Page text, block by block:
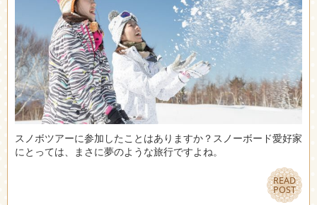
スノボツアーに参加したことはありますか？スノーボード愛好家
にとっては、まさに夢のような旅行ですよね。
READ
POST
READ
POST